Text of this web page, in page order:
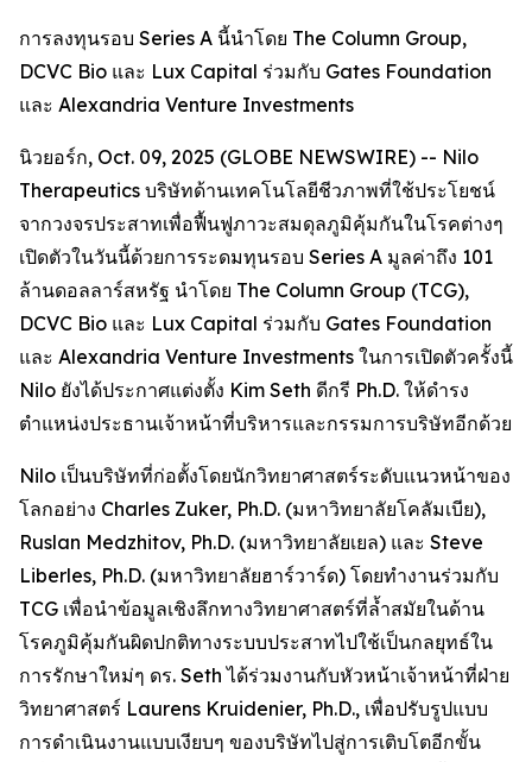
การลงทุนรอบ Series A นี้นำโดย The Column Group,
DCVC Bio และ Lux Capital ร่วมกับ Gates Foundation
และ Alexandria Venture Investments
นิวยอร์ก, Oct. 09, 2025 (GLOBE NEWSWIRE) -- Nilo
Therapeutics บริษัทด้านเทคโนโลยีชีวภาพที่ใช้ประโยชน์
จากวงจรประสาทเพื่อฟื้นฟูภาวะสมดุลภูมิคุ้มกันในโรคต่างๆ
เปิดตัวในวันนี้ด้วยการระดมทุนรอบ Series A มูลค่าถึง 101
ล้านดอลลาร์สหรัฐ นำโดย The Column Group (TCG),
DCVC Bio และ Lux Capital ร่วมกับ Gates Foundation
และ Alexandria Venture Investments ในการเปิดตัวครั้งนี้
Nilo ยังได้ประกาศแต่งตั้ง Kim Seth ดีกรี Ph.D. ให้ดำรง
ตำแหน่งประธานเจ้าหน้าที่บริหารและกรรมการบริษัทอีกด้วย
Nilo เป็นบริษัทที่ก่อตั้งโดยนักวิทยาศาสตร์ระดับแนวหน้าของ
โลกอย่าง Charles Zuker, Ph.D. (มหาวิทยาลัยโคลัมเบีย),
Ruslan Medzhitov, Ph.D. (มหาวิทยาลัยเยล) และ Steve
Liberles, Ph.D. (มหาวิทยาลัยฮาร์วาร์ด) โดยทำงานร่วมกับ
TCG เพื่อนำข้อมูลเชิงลึกทางวิทยาศาสตร์ที่ล้ำสมัยในด้าน
โรคภูมิคุ้มกันผิดปกติทางระบบประสาทไปใช้เป็นกลยุทธ์ใน
การรักษาใหม่ๆ ดร. Seth ได้ร่วมงานกับหัวหน้าเจ้าหน้าที่ฝ่าย
วิทยาศาสตร์ Laurens Kruidenier, Ph.D., เพื่อปรับรูปแบบ
การดำเนินงานแบบเงียบๆ ของบริษัทไปสู่การเติบโตอีกขั้น